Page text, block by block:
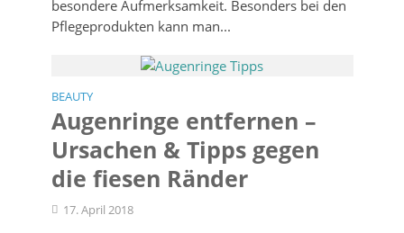
besondere Aufmerksamkeit. Besonders bei den
Pflegeprodukten kann man...
BEAUTY
Augenringe entfernen –
Ursachen & Tipps gegen
die fiesen Ränder
17. April 2018